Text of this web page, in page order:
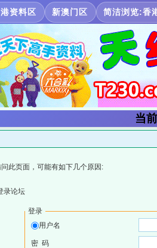
资料区 新澳门区 简洁浏览:香
当
此页面，可能有如下几个原因:
录论坛
登录
用户名
密 码